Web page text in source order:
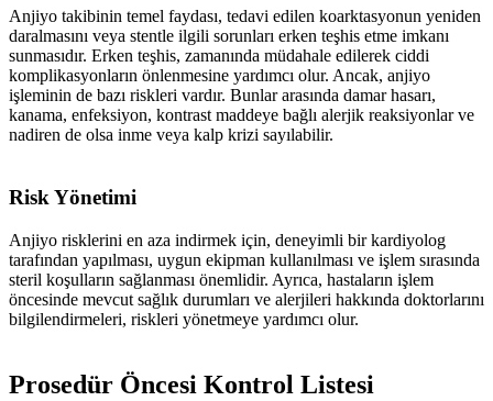
Anjiyo takibinin temel faydası, tedavi edilen koarktasyonun yeniden
daralmasını veya stentle ilgili sorunları erken teşhis etme imkanı
sunmasıdır. Erken teşhis, zamanında müdahale edilerek ciddi
komplikasyonların önlenmesine yardımcı olur. Ancak, anjiyo
işleminin de bazı riskleri vardır. Bunlar arasında damar hasarı,
kanama, enfeksiyon, kontrast maddeye bağlı alerjik reaksiyonlar ve
nadiren de olsa inme veya kalp krizi sayılabilir.
Risk Yönetimi
Anjiyo risklerini en aza indirmek için, deneyimli bir kardiyolog
tarafından yapılması, uygun ekipman kullanılması ve işlem sırasında
steril koşulların sağlanması önemlidir. Ayrıca, hastaların işlem
öncesinde mevcut sağlık durumları ve alerjileri hakkında doktorlarını
bilgilendirmeleri, riskleri yönetmeye yardımcı olur.
Prosedür Öncesi Kontrol Listesi